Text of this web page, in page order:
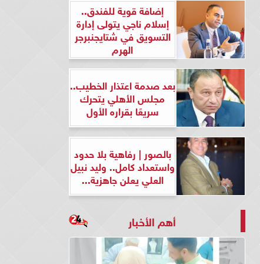
إضافة قوية للفندق..
إسلام ناجي يتولى إدارة
التسويق في شتايجنبرجر
الهرم
بعد صدمة اعتذار الخطيب..
مجلس الأهلي يتحرك
سريعًا بقراره الأول
بالصور | رفاهية بلا حدود
واستعداد كامل.. وليد نبيل
العلي يعلن جاهزية...
أهم الأخبار